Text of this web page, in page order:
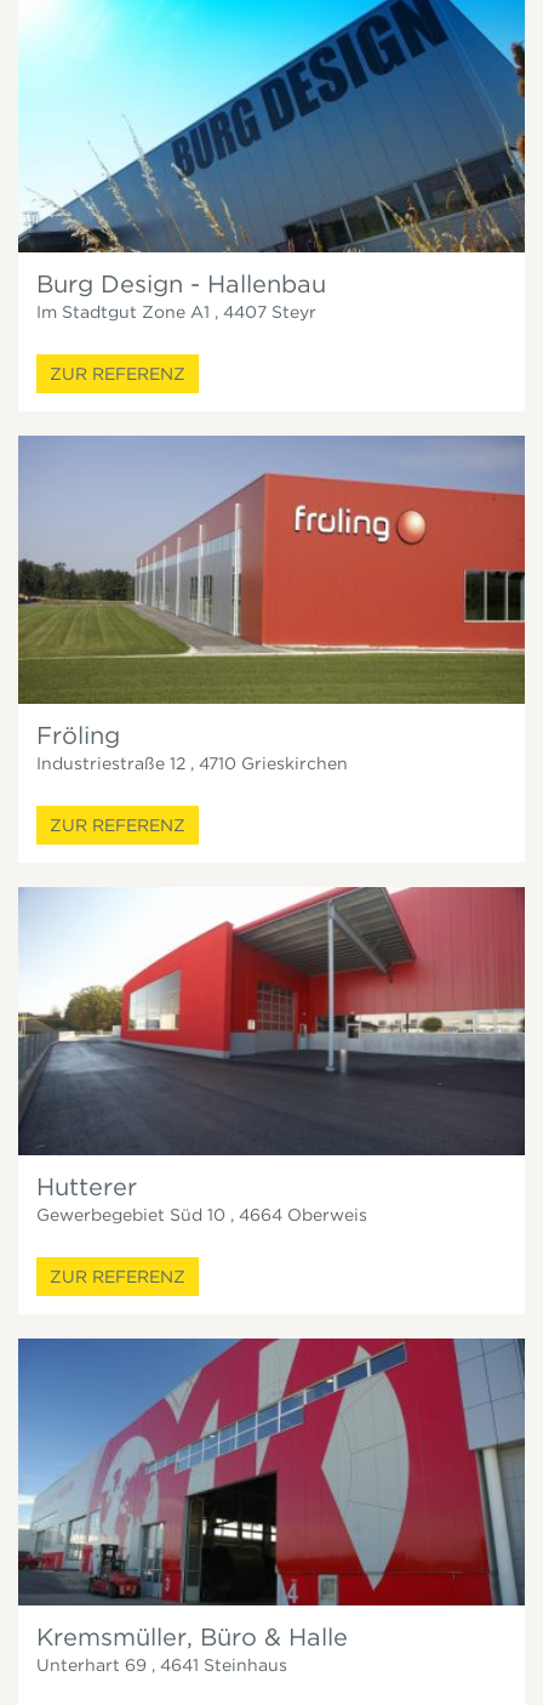
Burg Design - Hallenbau
Im Stadtgut Zone A1 , 4407 Steyr
ZUR REFERENZ
Fröling
Industriestraße 12 , 4710 Grieskirchen
ZUR REFERENZ
Hutterer
Gewerbegebiet Süd 10 , 4664 Oberweis
ZUR REFERENZ
Kremsmüller, Büro & Halle
Unterhart 69 , 4641 Steinhaus